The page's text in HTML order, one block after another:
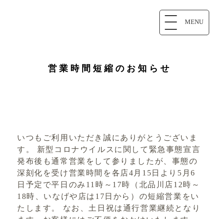
MENU
営業時間短縮のお知らせ
いつもご利用いただき誠にありがとうございま
す。 新型コロナウイルスに関して緊急事態宣言
発布後も通常営業をして参りましたが、事態の
深刻化を受け営業時間を各店4月15日より5月6
日予定で平日のみ11時～17時（北品川店12時～
18時、いなげや店は17日から）の短縮営業をい
たします。 なお、土日祝は通行営業継続となり